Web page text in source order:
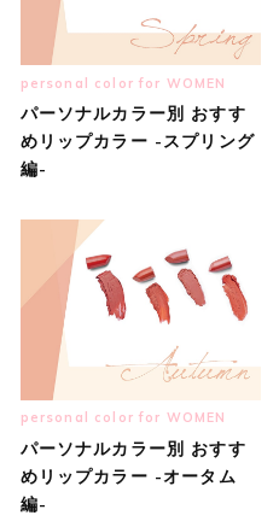
personal color for WOMEN
パーソナルカラー別 おすす
めリップカラー -スプリング
編-
personal color for WOMEN
パーソナルカラー別 おすす
めリップカラー -オータム
編-